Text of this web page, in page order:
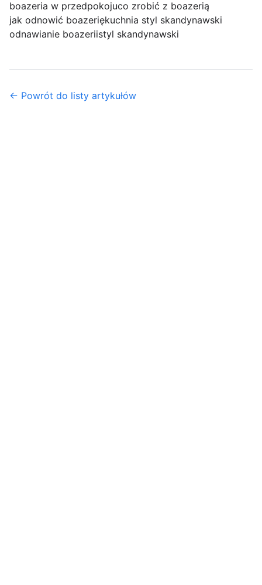
boazeria w przedpokojuco zrobić z boazerią
jak odnowić boazeriękuchnia styl skandynawski
odnawianie boazeriistyl skandynawski
← Powrót do listy artykułów